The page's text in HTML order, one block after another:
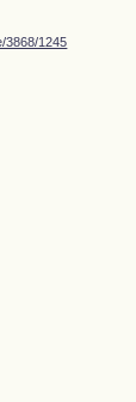
3868/1245